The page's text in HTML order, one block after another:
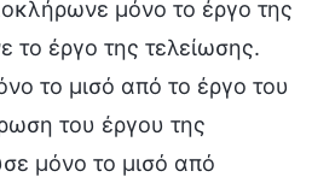
μόνο το έργο της
το έργο της τελείωσης.
το μισό από το έργο του
του έργου της
μόνο το μισό από